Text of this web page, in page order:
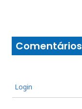
Comentários
Login